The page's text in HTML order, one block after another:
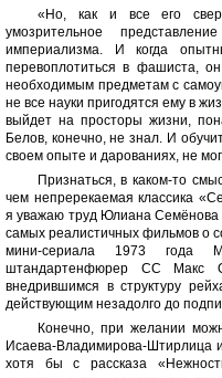
«Но, как и все его
умозрительное
империализма. И когда
перевоплотиться в фашиста,
необходимым предметам с
не все науки пригодятся ему в
выйдет на просторы жизни,
Белов, конечно, не знал. И
своем опыте и дарованиях, не
Признаться, в каком-то
чем непререкаемая классика
я уважаю труд Юлиана Семёнова
самых реалистичных фильмов о
мини-сериала 1973 года
штандартенфюрер СС Макс
внедрившимся в структуру
действующим незадолго до
Конечно, при желании
Исаева-Владимирова-Штирлица
хотя бы с рассказа